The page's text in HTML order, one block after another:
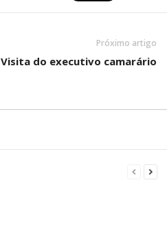
Próximo artigo
Visita do executivo camarário